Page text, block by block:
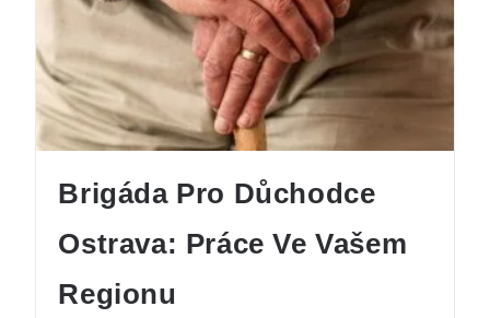
Brigáda Pro Důchodce
Ostrava: Práce Ve Vašem
Regionu